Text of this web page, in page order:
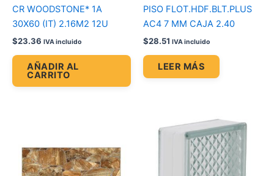
CR WOODSTONE* 1A
30X60 (IT) 2.16M2 12U
$23.36 IVA incluido
AÑADIR AL
CARRITO
PISO FLOT.HDF.BLT.PLUS
AC4 7 MM CAJA 2.40
$28.51 IVA incluido
LEER MÁS